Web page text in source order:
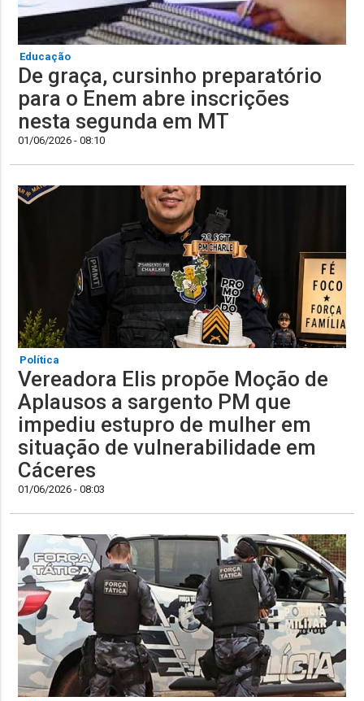
Educação
De graça, cursinho preparatório
para o Enem abre inscrições
nesta segunda em MT
01/06/2026 - 08:10
Política
Vereadora Elis propõe Moção de
Aplausos a sargento PM que
impediu estupro de mulher em
situação de vulnerabilidade em
Cáceres
01/06/2026 - 08:03